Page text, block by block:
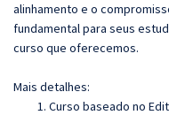
alinhamento e o
fundamental para seus
curso que oferecemos.
Mais detalhes:
Curso baseado no